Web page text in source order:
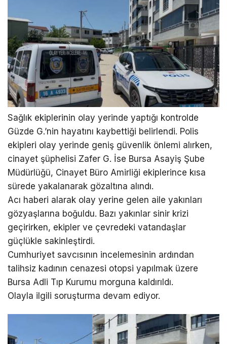
Sağlık ekiplerinin olay yerinde yaptığı kontrolde
Güzde G.’nin hayatını kaybettiği belirlendi. Polis
ekipleri olay yerinde geniş güvenlik önlemi alırken,
cinayet şüphelisi Zafer G. İse Bursa Asayiş Şube
Müdürlüğü, Cinayet Büro Amirliği ekiplerince kısa
sürede yakalanarak gözaltına alındı.
Acı haberi alarak olay yerine gelen aile yakınları
gözyaşlarına boğuldu. Bazı yakınlar sinir krizi
geçirirken, ekipler ve çevredeki vatandaşlar
güçlükle sakinleştirdi.
Cumhuriyet savcısının incelemesinin ardından
talihsiz kadının cenazesi otopsi yapılmak üzere
Bursa Adli Tıp Kurumu morguna kaldırıldı.
Olayla ilgili soruşturma devam ediyor.